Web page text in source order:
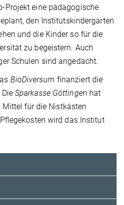
Projekt eine pädagogische
den Institutskindergarten
und die Kinder so für die
zu begeistern. Auch
Schulen sind angedacht.
BioDiversum finanziert die
Sparkasse Göttingen hat
für die Nistkästen
wird das Institut